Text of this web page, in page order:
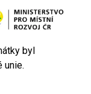
byl
unie.